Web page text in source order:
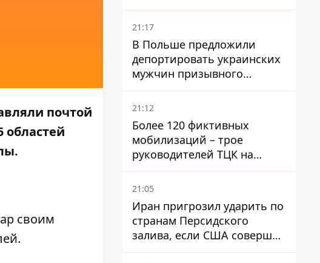
почтой
своим
National Security Journal
21:17
В Польше предложили
депортировать украинских
мужчин призывного
возраста - кого это может
затронуть
21:12
Более 120 фиктивных
мобилизаций – трое
руководителей ТЦК на
Волыни и Буковине
получили подозрения за
21:05
Иран пригрозил ударить по
странам Персидского
залива, если США совершат
хотя бы одну атаку - Reuters